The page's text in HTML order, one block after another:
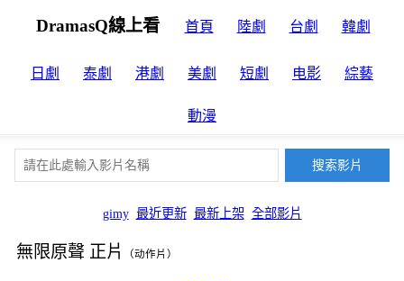
DramasQ線上看 首頁 陸劇 台劇 韓劇
日劇 泰劇 港劇 美劇 短劇 电影 綜藝
動漫
gimy 最近更新 最新上架 全部影片
無限原聲 正片 （动作片）